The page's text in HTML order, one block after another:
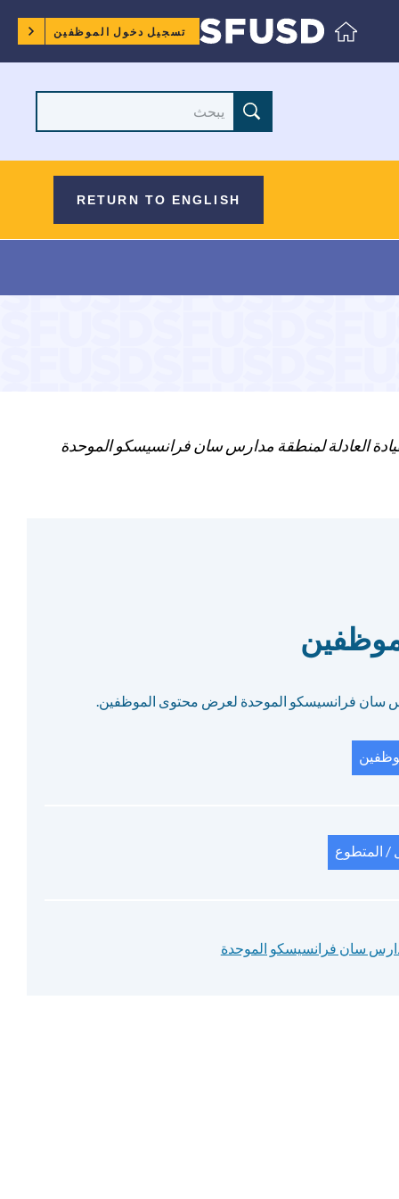
قائمة
طعام
الموظفين
تسجيل دخول الموظفين
موقع
البحث
RETURN TO ENGLISH
العادلة لمنطقة مدارس سان فرانسيسكو الموحدة
سان فرانسيسكو الموحدة لعرض محتوى الموظفين.
/ المتطوع
سان فرانسيسكو الموحدة